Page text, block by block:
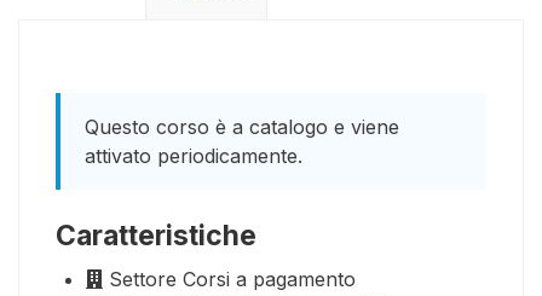
Questo corso è a catalogo e viene
attivato periodicamente.
Caratteristiche
Settore Corsi a pagamento